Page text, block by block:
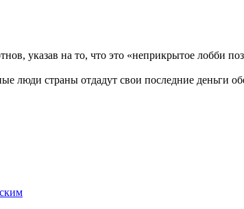
указав на то, что это «неприкрытое лобби
люди страны отдадут свои последние деньги